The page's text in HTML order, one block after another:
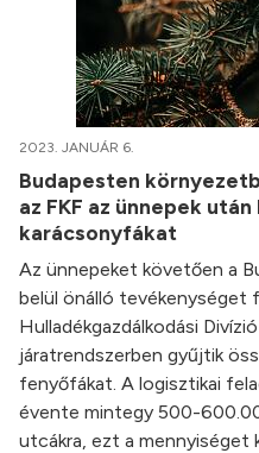
2023. JANUÁR 6.
Budapesten
az FKF az ünnepek
karácsonyfákat
Az ünnepeket követően a
belül önálló tevékenységet
Hulladékgazdálkodási
járatrendszerben gyűjtik
fenyőfákat. A logisztikai
évente mintegy 500-
utcákra, ezt a mennyiséget